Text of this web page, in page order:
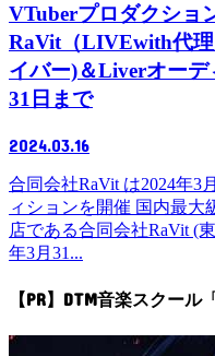
VTuberプロダクショ
RaVit（LIVEwith代
イバー)＆Liverオーデ
31日まで
2024.03.16
合同会社RaVit は2024年3
ィションを開催 国内最
店である合同会社RaVit (
年3月31...
【PR】DTM音楽スクール